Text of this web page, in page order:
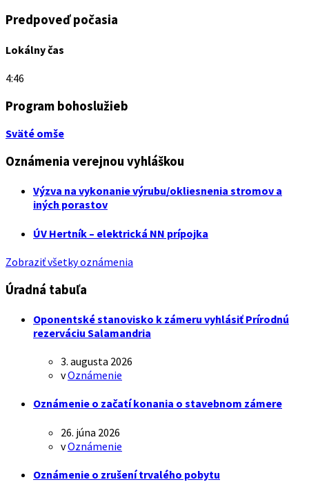
Predpoveď počasia
Lokálny čas
4:46
Program bohoslužieb
Sväté omše
Oznámenia verejnou vyhláškou
Výzva na vykonanie výrubu/okliesnenia stromov a
iných porastov
ÚV Hertník – elektrická NN prípojka
Zobraziť všetky oznámenia
Úradná tabuľa
Oponentské stanovisko k zámeru vyhlásiť Prírodnú
rezerváciu Salamandria
3. augusta 2026
vOznámenie
Oznámenie o začatí konania o stavebnom zámere
26. júna 2026
vOznámenie
Oznámenie o zrušení trvalého pobytu